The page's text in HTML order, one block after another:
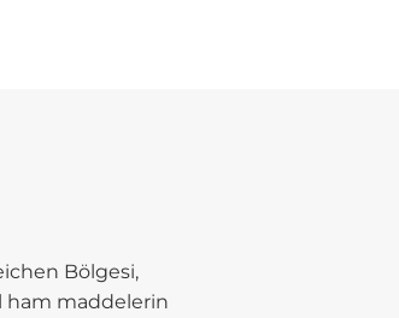
Bölgesi,
ham maddelerin